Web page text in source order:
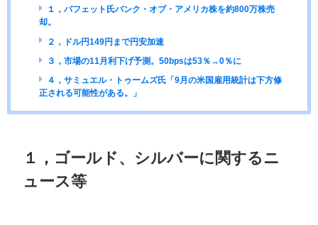
１，バフェット氏バンク・オブ・アメリカ株を約800万株売
却。
２，ドル円149円まで円安加速
３，市場の11月利下げ予測。50bpsは53％→0％に
４，サミュエル・トゥームズ氏「9月の米国雇用統計は下方修
正される可能性がある。」
１，ゴールド、シルバーに関するニ
ュース等